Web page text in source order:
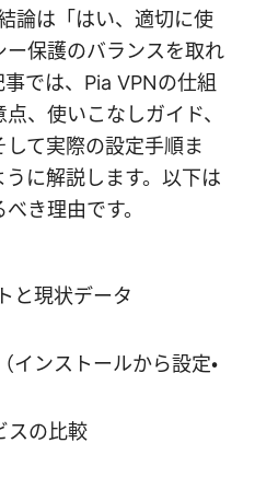
論は「はい、適切に使
ー保護のバランスを取れ
では、Pia VPNの仕組
、使いこなしガイド、
て実際の設定手順ま
に解説します。以下は
き理由です。
と現状データ
インストールから設定・
スの比較